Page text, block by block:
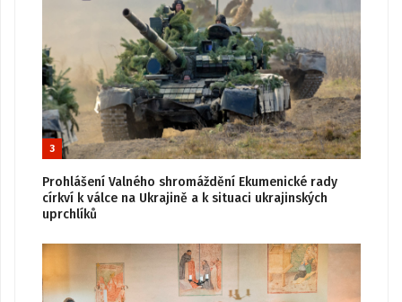
3
Prohlášení Valného shromáždění Ekumenické rady
církví k válce na Ukrajině a k situaci ukrajinských
uprchlíků